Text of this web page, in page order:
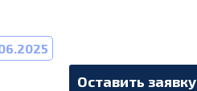
Оставить заявку